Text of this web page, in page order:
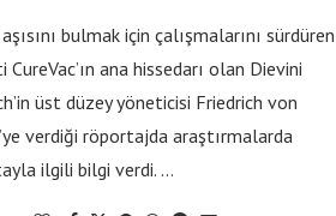
bulmak için çalışmalarını sürdüren
ana hissedarı olan Dievini
üst düzey yöneticisi Friedrich von
verdiği röportajda araştırmalarda
ilgili bilgi verdi. …